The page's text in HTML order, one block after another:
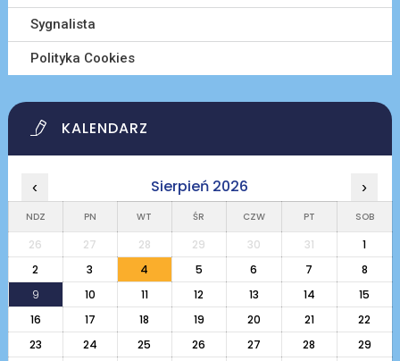
Sygnalista
Polityka Cookies
KALENDARZ
‹ Sierpień 2026 ›
NDZ PN WT ŚR CZW PT SOB
26 27 28 29 30 31
1
2
3 4 5 6 7
8
9
10 11 12 13 14
15
16
17 18 19 20 21
22
23
24 25 26 27 28
29